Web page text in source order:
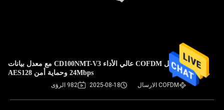
ناقل COFDM عالي الأداء CD100NMT-V3 مع معدل بيانات
24Mbps وحماية أمن AES128
COFDM الارسال 2025-08-18 982 الرؤى